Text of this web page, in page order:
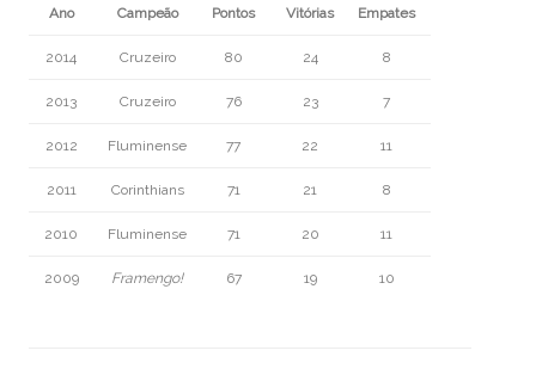
Ano Campeão Pontos Vitórias Empates
2014 Cruzeiro 80 24 8
2013 Cruzeiro 76 23 7
2012 Fluminense 77 22 11
2011 Corinthians 71 21 8
2010 Fluminense 71 20 11
2009 Framengo! 67 19 10